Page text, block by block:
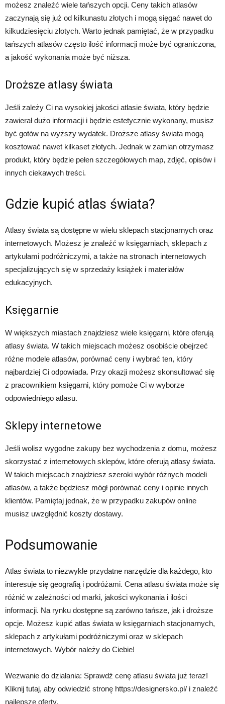
możesz znaleźć wiele tańszych opcji. Ceny takich atlasów
zaczynają się już od kilkunastu złotych i mogą sięgać nawet do
kilkudziesięciu złotych. Warto jednak pamiętać, że w przypadku
tańszych atlasów często ilość informacji może być ograniczona,
a jakość wykonania może być niższa.
Droższe atlasy świata
Jeśli zależy Ci na wysokiej jakości atlasie świata, który będzie
zawierał dużo informacji i będzie estetycznie wykonany, musisz
być gotów na wyższy wydatek. Droższe atlasy świata mogą
kosztować nawet kilkaset złotych. Jednak w zamian otrzymasz
produkt, który będzie pełen szczegółowych map, zdjęć, opisów i
innych ciekawych treści.
Gdzie kupić atlas świata?
Atlasy świata są dostępne w wielu sklepach stacjonarnych oraz
internetowych. Możesz je znaleźć w księgarniach, sklepach z
artykułami podróżniczymi, a także na stronach internetowych
specjalizujących się w sprzedaży książek i materiałów
edukacyjnych.
Księgarnie
W większych miastach znajdziesz wiele księgarni, które oferują
atlasy świata. W takich miejscach możesz osobiście obejrzeć
różne modele atlasów, porównać ceny i wybrać ten, który
najbardziej Ci odpowiada. Przy okazji możesz skonsultować się
z pracownikiem księgarni, który pomoże Ci w wyborze
odpowiedniego atlasu.
Sklepy internetowe
Jeśli wolisz wygodne zakupy bez wychodzenia z domu, możesz
skorzystać z internetowych sklepów, które oferują atlasy świata.
W takich miejscach znajdziesz szeroki wybór różnych modeli
atlasów, a także będziesz mógł porównać ceny i opinie innych
klientów. Pamiętaj jednak, że w przypadku zakupów online
musisz uwzględnić koszty dostawy.
Podsumowanie
Atlas świata to niezwykle przydatne narzędzie dla każdego, kto
interesuje się geografią i podróżami. Cena atlasu świata może się
różnić w zależności od marki, jakości wykonania i ilości
informacji. Na rynku dostępne są zarówno tańsze, jak i droższe
opcje. Możesz kupić atlas świata w księgarniach stacjonarnych,
sklepach z artykułami podróżniczymi oraz w sklepach
internetowych. Wybór należy do Ciebie!
Wezwanie do działania: Sprawdź cenę atlasu świata już teraz!
Kliknij tutaj, aby odwiedzić stronę https://designersko.pl/ i znaleźć
najlepsze oferty.